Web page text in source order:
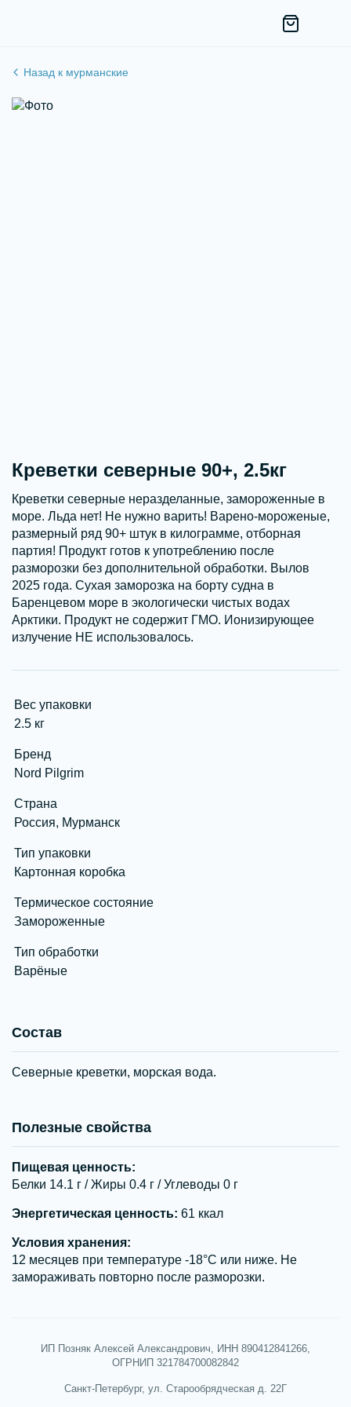
Креветки северные 90+, 2.5кг
Креветки северные неразделанные, замороженные в
море. Льда нет! Не нужно варить! Варено-мороженые,
размерный ряд 90+ штук в килограмме, отборная
партия! Продукт готов к употреблению после
разморозки без дополнительной обработки. Вылов
2025 года. Сухая заморозка на борту судна в
Баренцевом море в экологически чистых водах
Арктики. Продукт не содержит ГМО. Ионизирующее
излучение НЕ использовалось.
Вес упаковки
2.5 кг
Бренд
Nord Pilgrim
Страна
Россия, Мурманск
Тип упаковки
Картонная коробка
Термическое состояние
Замороженные
Тип обработки
Варёные
Состав
Северные креветки, морская вода.
Полезные свойства
Пищевая ценность:
Белки 14.1 г / Жиры 0.4 г / Углеводы 0 г
Энергетическая ценность: 61 ккал
Условия хранения:
12 месяцев при температуре -18°С или ниже. Не
замораживать повторно после разморозки.
ИП Позняк Алексей Александрович, ИНН 890412841266,
ОГРНИП 321784700082842
Санкт-Петербург, ул. Старообрядческая д. 22Г